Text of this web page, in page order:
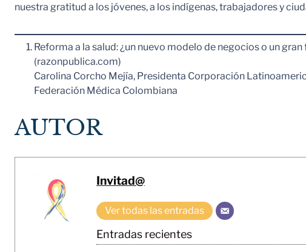
nuestra gratitud a los jóvenes, a los indígenas, trabajadores y
Reforma a la salud: ¿un nuevo modelo de negocios o un
(razonpublica.com)
Carolina Corcho Mejía, Presidenta Corporación
Federación Médica Colombiana
AUTOR
Invitad@
Ver todas las entradas
Entradas recientes